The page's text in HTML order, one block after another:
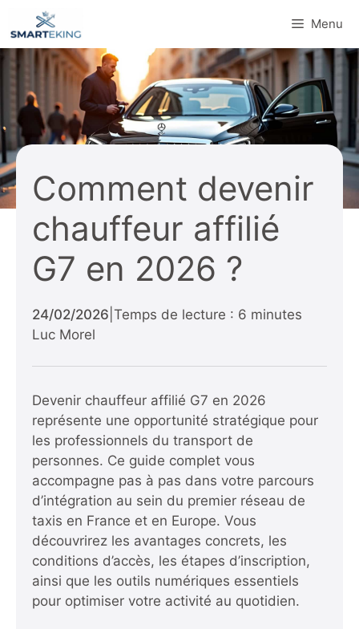
au
contenu
Menu
Comment devenir
chauffeur affilié
G7 en 2026 ?
24/02/2026 Temps de lecture : 6 minutes
Luc Morel
Devenir chauffeur affilié G7 en 2026
représente une opportunité stratégique pour
les professionnels du transport de
personnes. Ce guide complet vous
accompagne pas à pas dans votre parcours
d’intégration au sein du premier réseau de
taxis en France et en Europe. Vous
découvrirez les avantages concrets, les
conditions d’accès, les étapes d’inscription,
ainsi que les outils numériques essentiels
pour optimiser votre activité au quotidien.